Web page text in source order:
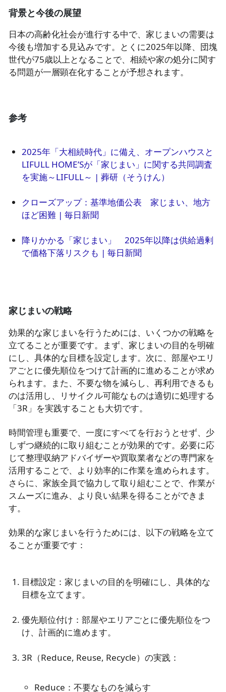
背景と今後の展望
日本の高齢化社会が進行する中で、家じまいの需要は
今後も増加する見込みです。とくに2025年以降、団塊
世代が75歳以上となることで、相続や家の処分に関す
る問題が一層顕在化することが予想されます。
参考
2025年「大相続時代」に備え、オープンハウスと
LIFULL HOME’Sが「家じまい」に関する共同調査
を実施～LIFULL～ | 葬研（そうけん）
クローズアップ：基準地価公表　家じまい、地方
ほど困難 | 毎日新聞
降りかかる「家じまい」　2025年以降は供給過剰
で価格下落リスクも | 毎日新聞
家じまいの戦略
効果的な家じまいを行うためには、いくつかの戦略を
立てることが重要です。まず、家じまいの目的を明確
にし、具体的な目標を設定します。次に、部屋やエリ
アごとに優先順位をつけて計画的に進めることが求め
られます。また、不要な物を減らし、再利用できるも
のは活用し、リサイクル可能なものは適切に処理する
「3R」を実践することも大切です。
時間管理も重要で、一度にすべてを行おうとせず、少
しずつ継続的に取り組むことが効果的です。必要に応
じて整理収納アドバイザーや買取業者などの専門家を
活用することで、より効率的に作業を進められます。
さらに、家族全員で協力して取り組むことで、作業が
スムーズに進み、より良い結果を得ることができま
す。
効果的な家じまいを行うためには、以下の戦略を立て
ることが重要です：
目標設定：家じまいの目的を明確にし、具体的な
目標を立てます。
優先順位付け：部屋やエリアごとに優先順位をつ
け、計画的に進めます。
Reduce：不要なものを減らす